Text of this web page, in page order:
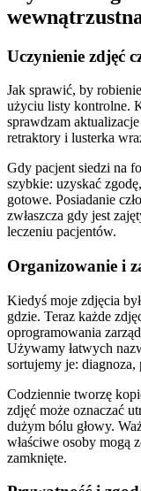
Uczynienie zdjęć
Jak sprawić, by
użyciu listy kontrolne.
sprawdzam
retraktory i lusterka
Gdy pacjent siedzi na
szybkie: uzyskać
gotowe. Posiadanie
zwłaszcza gdy jest
leczeniu pacjentów.
Organizowanie i
Kiedyś moje zdjęcia
gdzie. Teraz każde
oprogramowania
Używamy łatwych
sortujemy je: diagnoza,
Codziennie tworzę
zdjęć może oznaczać
dużym bólu głowy.
właściwe osoby mogą
zamknięte.